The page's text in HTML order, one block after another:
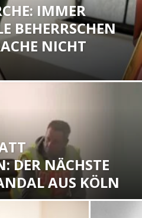
IMMER
BEHERRSCHEN
NICHT
DER NÄCHSTE
AUS KÖLN